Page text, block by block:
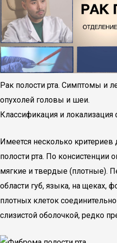
Рак полости рта. Симптомы и
опухолей головы и шеи.
Классификация и
Имеется несколько
полости рта. По консистенции
мягкие и твердые (плотные).
области губ, языка, на щеках,
плотных клеток
слизистой оболочкой, редко